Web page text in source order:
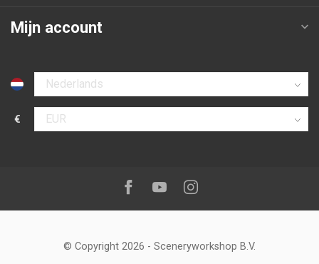
Mijn account
Selecteer taal
€
Selecteer valuta
Volg ons op:Facebook
YoutubeInstagram
© Copyright 2026 - Sceneryworkshop B.V.